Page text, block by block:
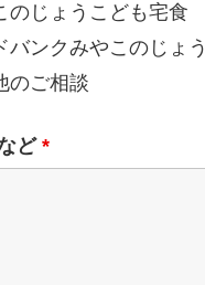
のじょうこども宅食
バンクみやこのじょう
のご相談
ど*